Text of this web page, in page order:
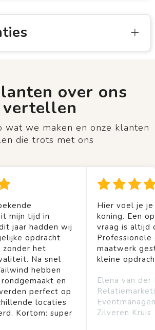
over ons
vertellen
wat we maken en onze klanten
die trots met ons
mijn tijd in
jaar hadden wij
opdracht
zonder het
Na snel
hebben
en
perfect op
locaties
Kortom: super
Hier voel je
koning. Een
vraag is altijd
Professionele
maatwerk
kleine
Elena van der
Zilveren Kruis